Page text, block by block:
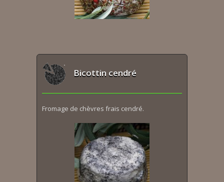
Bicottin cendré
Fromage de chèvres frais cendré.